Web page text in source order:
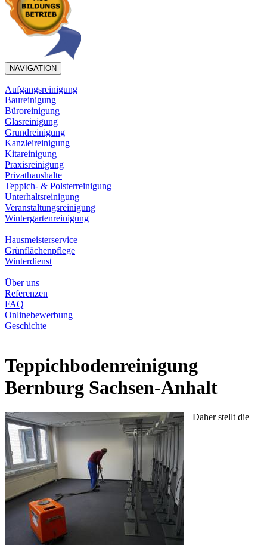
NAVIGATION
Aufgangsreinigung
Baureinigung
Büroreinigung
Glasreinigung
Grundreinigung
Kanzleireinigung
Kitareinigung
Praxisreinigung
Privathaushalte
Teppich- & Polsterreinigung
Unterhaltsreinigung
Veranstaltungsreinigung
Wintergartenreinigung
Hausmeisterservice
Grünflächenpflege
Winterdienst
Über uns
Referenzen
FAQ
Onlinebewerbung
Geschichte
Teppichbodenreinigung
Bernburg Sachsen-Anhalt
Daher stellt die